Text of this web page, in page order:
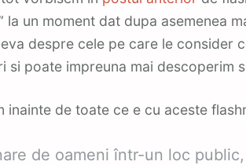
la un moment dat dupa asemenea
despre cele pe care le consider
si poate impreuna mai descoperim
inainte de toate ce e cu aceste
de oameni într-un loc